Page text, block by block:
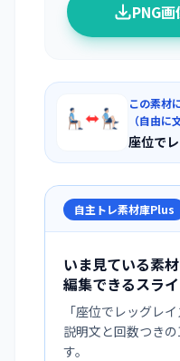
PNG
この素材
（自由
座位で
自主トレ素材庫Plus
いま見ている素材
編集できるスラ
「座位でレッグレ
説明文と回数つき
す。